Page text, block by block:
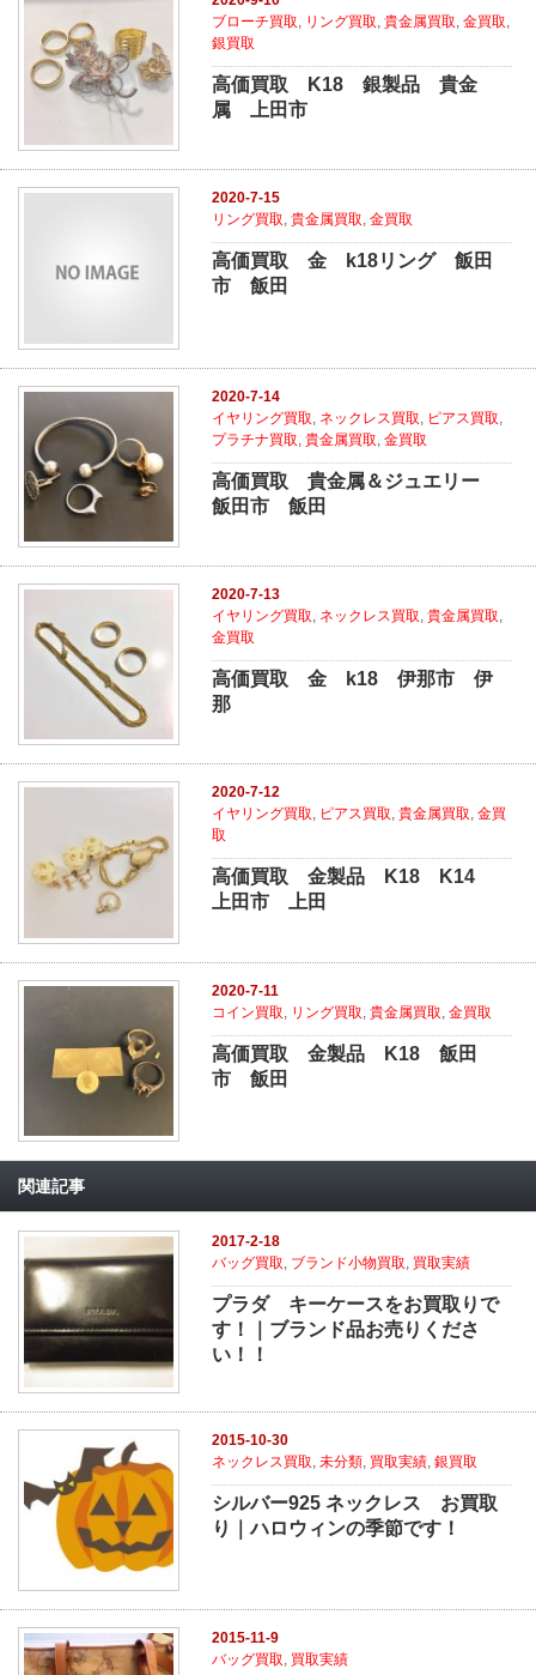
ブローチ買取
リング買取 ,貴金属買取 ,金買取
銀買取
高価買取 K18 銀製品 貴金
属 上田市
2020-7-15
リング買取,貴金属買取,金買取
高価買取 金 k18リング 飯田
市 飯田
2020-7-14
イヤリング買取 ネックレス買取 ピアス買取
プラチナ買取 ,貴金属買取 ,金買取
高価買取 貴金属＆ジュエリー
飯田市 飯田
2020-7-13
イヤリング買取, ネックレス買取,貴金属買取,
金買取
高価買取 金 k18 伊那市 伊
那
2020-7-12
イヤリング買取, ピアス買取,貴金属買取,金買
取
高価買取 金製品 K18 K14
上田市 上田
2020-7-11
コイン買取
リング買取 ,貴金属買取 ,金買取
高価買取 金製品 K18 飯田
市 飯田
関連記事
2017-2-18
バッグ買取, ブランド小物買取, 買取実績
プラダ キーケースをお買取りで
す！｜ブランド品お売りくださ
い！！
2015-10-30
ネックレス買取 ,未分類 買取実績 ,銀買取
シルバー925 ネックレス お買取
り｜ハロウィンの季節です！
2015-11-9
バッグ買取, 買取実績